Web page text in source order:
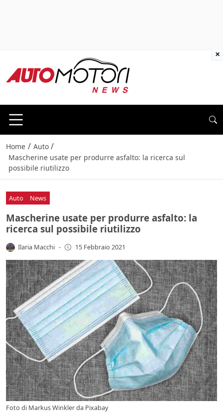
Home / Auto /
Mascherine usate per produrre asfalto: la ricerca sul
possibile riutilizzo
Auto News
Mascherine usate per produrre asfalto: la
ricerca sul possibile riutilizzo
Ilaria Macchi - 15 Febbraio 2021
Foto di Markus Winklerda Pixabay
×